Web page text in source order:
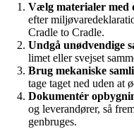
Vælg materialer med
efter
Cradle to Cradle.
Undgå unødvendige
limet eller svejset
Brug mekaniske
tage taget ned uden at
Dokumentér
og leverandører, så
genbruges.